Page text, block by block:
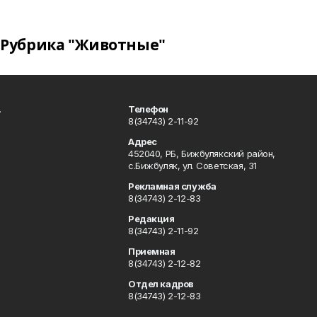
Рубрика "Животные"
Телефон
8(34743) 2-11-92
Адрес
452040, РБ, Бижбулякский район,
с.Бижбуляк, ул. Советская, 31
Рекламная служба
8(34743) 2-12-83
Редакция
8(34743) 2-11-92
Приемная
8(34743) 2-12-82
Отдел кадров
8(34743) 2-12-83